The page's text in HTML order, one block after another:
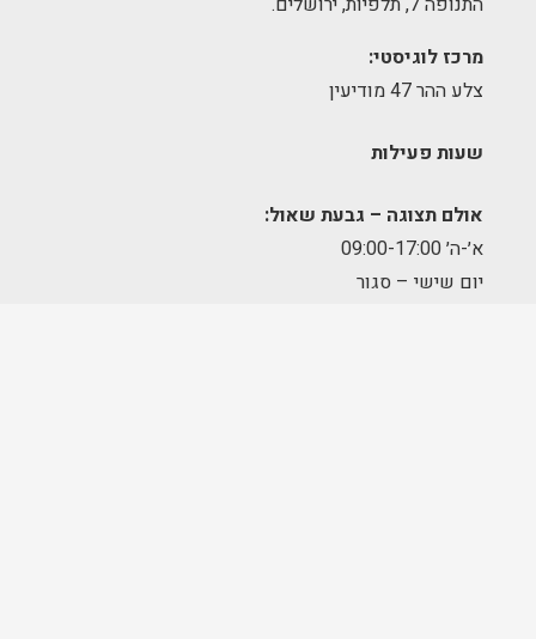
מרכז לוגיסטי:
צלע ההר 47 מודיעין
שעות פעילות
אולם תצוגה – גבעת שאול:
א׳-ה׳ 09:00-17:00
יום שישי – סגור